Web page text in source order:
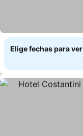
Elige fechas para